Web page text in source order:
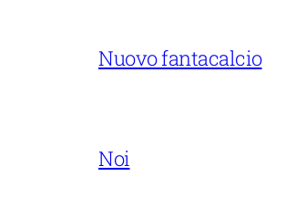
Nuovo fantacalcio
Noi